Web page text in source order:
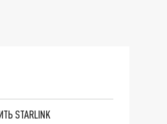
STARLINK